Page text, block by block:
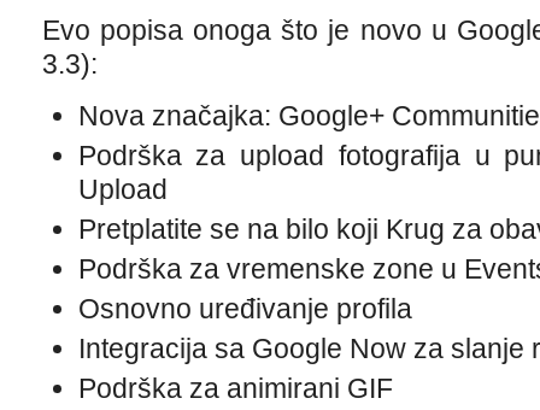
Evo popisa onoga što je novo u
3.3):
Nova značajka: Google+
Podrška za upload fotografija u
Upload
Pretplatite se na bilo koji Krug za
Podrška za vremenske zone u
Osnovno uređivanje profila
Integracija sa Google Now za slanje
Podrška za animirani GIF